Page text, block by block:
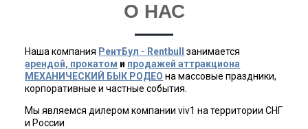
О НАС
Наша компания РентБул - Rentbull
занимается
арендой, прокатом и продажей аттракциона
МЕХАНИЧЕСКИЙ БЫК РОДЕО на массовые праздники,
корпоративные и частные события.
Мы являемся дилером компании viv1 на территории СНГ
и России